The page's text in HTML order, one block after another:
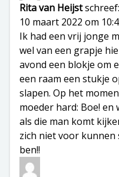
Rita van Heijstschreef:
10 maart 2022 om
Ik had een vrij jonge
wel van een grapje
avond een blokje om
een raam een stukje
slapen. Op het
moeder hard: Boe! en
als die man komt
zich niet voor
ben!!